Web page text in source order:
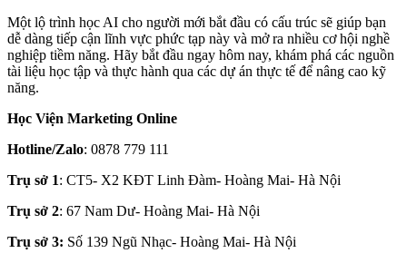
Một lộ trình học AI cho người mới bắt đầu có cấu trúc sẽ giúp bạn
dễ dàng tiếp cận lĩnh vực phức tạp này và mở ra nhiều cơ hội nghề
nghiệp tiềm năng. Hãy bắt đầu ngay hôm nay, khám phá các nguồn
tài liệu học tập và thực hành qua các dự án thực tế để nâng cao kỹ
năng.
Học Viện Marketing Online
Hotline/Zalo: 0878 779 111
Trụ sở 1: CT5- X2 KĐT Linh Đàm- Hoàng Mai- Hà Nội
Trụ sở 2: 67 Nam Dư- Hoàng Mai- Hà Nội
Trụ sở 3: Số 139 Ngũ Nhạc- Hoàng Mai- Hà Nội